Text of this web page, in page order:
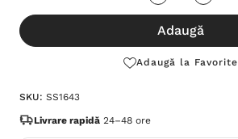
te!
Stocul
Adaugă
Adaugă la Favorite
SKU: SS1643
Livrare rapidă 24–48 ore